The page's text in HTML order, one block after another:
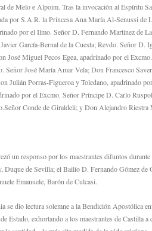
de Melo e Alpoim. Tras la invocación al Espíritu
por S.A.R. la Princesa Ana María Al-Senussi
por el Ilmo. Señor D. Fernando Martínez de
García-Bernal de la Cuesta; Revdo. Señor
José Miguel Pecos Egea, apadrinado por el
Señor José María Amar Vela; Don Francesco
Julián Porras-Figueroa y Toledano, apadrinado
por el Excmo. Señor Príncipe D. Carlo
Conde de Giraldeli; y Don Alejandro
un responso por los maestrantes difuntos
Duque de Sevilla; el Bailío D. Fernando Gómez
Emanuele, Barón de Culcasi.
se dio lectura solemne a la Bendición Apostólica
Estado, exhortando a los maestrantes de Castilla